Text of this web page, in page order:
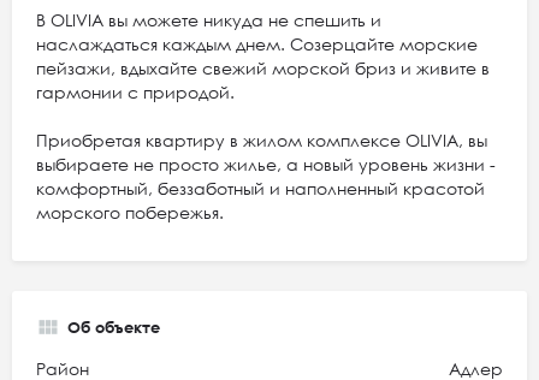
В OLIVIA вы можете никуда не спешить и
наслаждаться каждым днем. Созерцайте морские
пейзажи, вдыхайте свежий морской бриз и живите в
гармонии с природой.
Приобретая квартиру в жилом комплексе OLIVIA, вы
выбираете не просто жилье, а новый уровень жизни -
комфортный, беззаботный и наполненный красотой
морского побережья.
Об объекте
Район Адлер